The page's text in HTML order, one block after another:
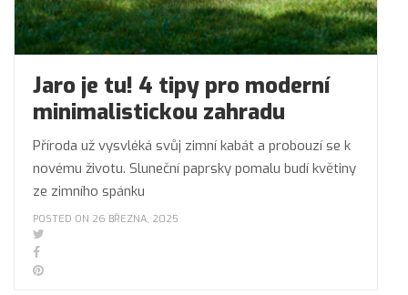
Jaro je tu! 4 tipy pro moderní
minimalistickou zahradu
Příroda už vysvléká svůj zimní kabát a probouzí se k
novému životu. Sluneční paprsky pomalu budí květiny
ze zimního spánku
POSTED ON 26 BŘEZNA, 2025